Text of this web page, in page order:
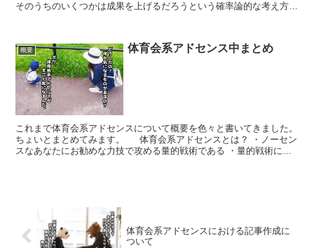
そのうちのいくつかは成果を上げるだろうという確率論的な考え方で
概要 体育会系アドセンス中まとめ
これまで体育会系アドセンスについて概要を色々と書いてきました。
ちょいとまとめてみます。 体育会系アドセンスとは？ ・ノーセン
スなあなたにお勧めな力技で攻める量的戦術である ・量的戦術には
体育会系アドセンスにおける記事作成に
ついて